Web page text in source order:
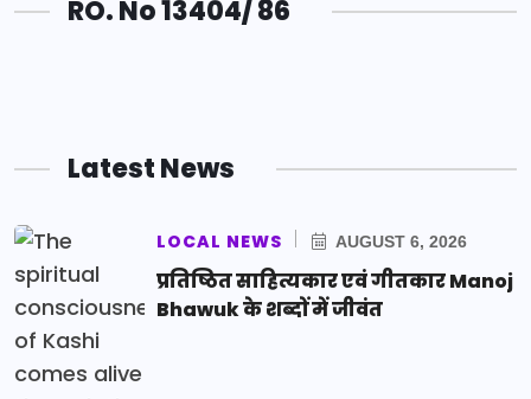
RO. No 13404/ 86
Latest News
LOCAL NEWS AUGUST 6, 2026
प्रतिष्ठित साहित्यकार एवं गीतकार Manoj
Bhawuk के शब्दों में जीवंत